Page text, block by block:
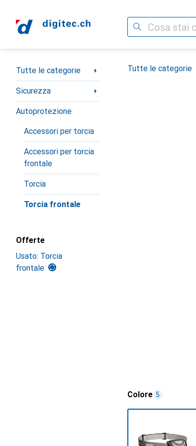
Cerca
Categoria Navigazione
Tutte le categorie
Sicurezza
Autoprotezione
Accessori per torcia
Accessori per torcia
frontale
Torcia
Torcia frontale
Offerte
Usato: Torcia
frontale
Tutte le categorie
Colore 5